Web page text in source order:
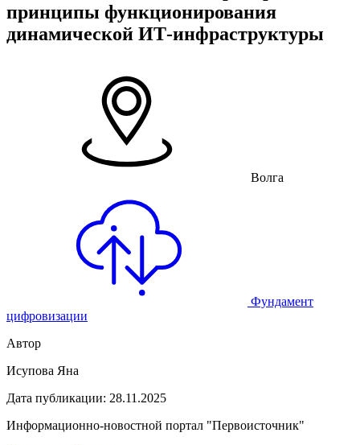
принципы функционирования
динамической ИТ-инфраструктуры
Волга
Фундамент
цифровизации
Автор
Исупова Яна
Дата публикации: 28.11.2025
Информационно-новостной портал "Первоисточник"